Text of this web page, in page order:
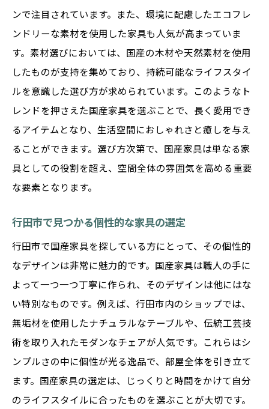
ンで注目されています。また、環境に配慮したエコフレ
ンドリーな素材を使用した家具も人気が高まっていま
す。素材選びにおいては、国産の木材や天然素材を使用
したものが支持を集めており、持続可能なライフスタイ
ルを意識した選び方が求められています。このようなト
レンドを押さえた国産家具を選ぶことで、長く愛用でき
るアイテムとなり、生活空間におしゃれさと癒しを与え
ることができます。選び方次第で、国産家具は単なる家
具としての役割を超え、空間全体の雰囲気を高める重要
な要素となります。
行田市で見つかる個性的な家具の選定
行田市で国産家具を探している方にとって、その個性的
なデザインは非常に魅力的です。国産家具は職人の手に
よって一つ一つ丁寧に作られ、そのデザインは他にはな
い特別なものです。例えば、行田市内のショップでは、
無垢材を使用したナチュラルなテーブルや、伝統工芸技
術を取り入れたモダンなチェアが人気です。これらはシ
ンプルさの中に個性が光る逸品で、部屋全体を引き立て
ます。国産家具の選定は、じっくりと時間をかけて自分
のライフスタイルに合ったものを選ぶことが大切です。